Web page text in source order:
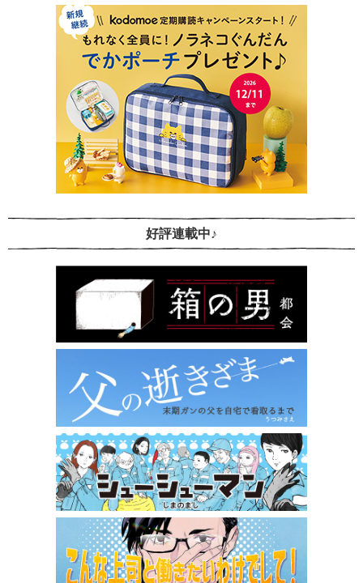
好評連載中♪